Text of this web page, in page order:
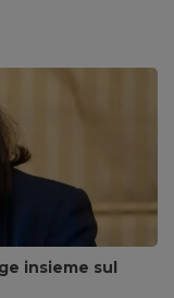
insieme sul